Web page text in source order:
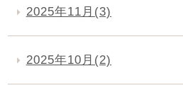
2025年11月(3)
2025年10月(2)